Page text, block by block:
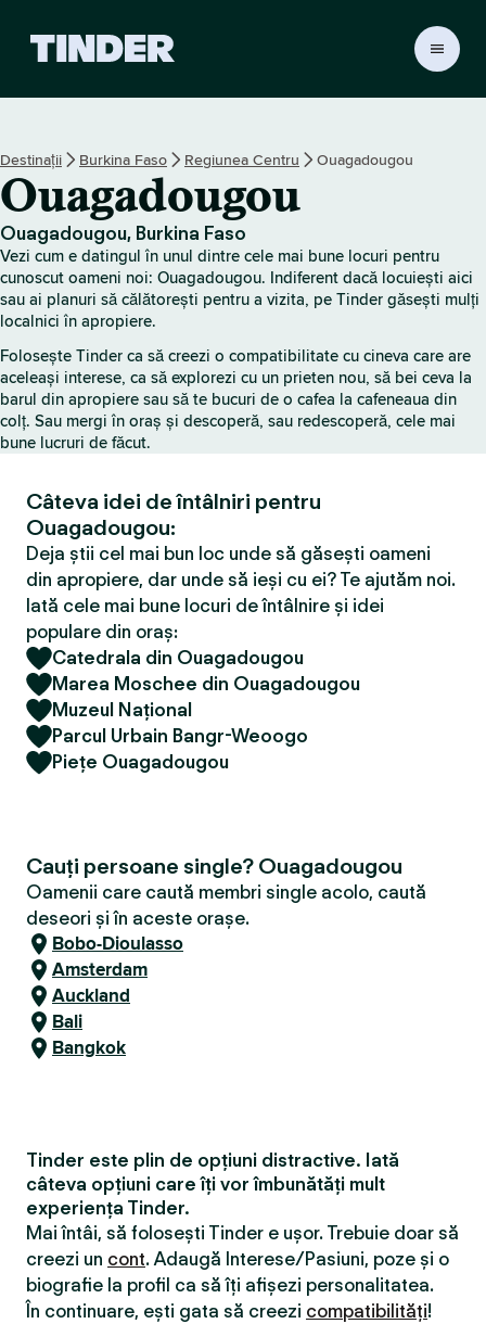
T
i
n
d
e
r
Destinații Burkina Faso Regiunea Centru Ouagadougou
Ouagadougou
Ouagadougou, Burkina Faso
Vezi cum e datingul în unul dintre cele mai bune locuri pentru
cunoscut oameni noi: Ouagadougou. Indiferent dacă locuiești aici
sau ai planuri să călătorești pentru a vizita, pe Tinder găsești mulți
localnici în apropiere.
Folosește Tinder ca să creezi o compatibilitate cu cineva care are
aceleași interese, ca să explorezi cu un prieten nou, să bei ceva la
barul din apropiere sau să te bucuri de o cafea la cafeneaua din
colț. Sau mergi în oraș și descoperă, sau redescoperă, cele mai
bune lucruri de făcut.
Câteva idei de întâlniri pentru
Ouagadougou:
Deja știi cel mai bun loc unde să găsești oameni
din apropiere, dar unde să ieși cu ei? Te ajutăm noi.
Iată cele mai bune locuri de întâlnire și idei
populare din oraș:
Catedrala din Ouagadougou
Marea Moschee din Ouagadougou
Muzeul Național
Parcul Urbain Bangr-Weoogo
Piețe Ouagadougou
Cauți persoane single? Ouagadougou
Oamenii care caută membri single acolo, caută
deseori și în aceste orașe.
Bobo-Dioulasso
Amsterdam
Auckland
Bali
Bangkok
Tinder este plin de opțiuni distractive. Iată
câteva opțiuni care îți vor îmbunătăți mult
experiența Tinder.
Mai întâi, să folosești Tinder e ușor. Trebuie doar să
creezi un cont. Adaugă Interese/Pasiuni, poze și o
biografie la profil ca să îți afișezi personalitatea.
În continuare, ești gata să creezi compatibilităţi!